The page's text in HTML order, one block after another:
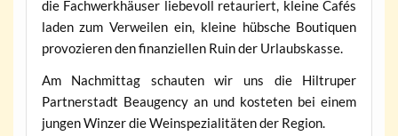
die Fachwerkhäuser liebevoll retauriert, kleine Cafés
laden zum Verweilen ein, kleine hübsche Boutiquen
provozieren den finanziellen Ruin der Urlaubskasse.
Am Nachmittag schauten wir uns die Hiltruper
Partnerstadt Beaugency an und kosteten bei einem
jungen Winzer die Weinspezialitäten der Region.